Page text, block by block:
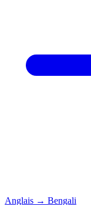
Anglais → Bengali